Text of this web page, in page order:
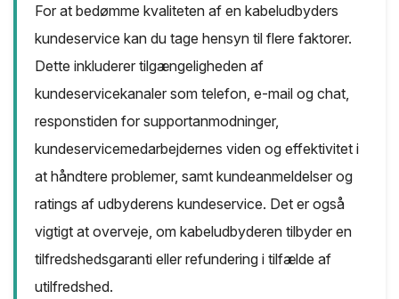
For at bedømme kvaliteten af en kabeludbyders
kundeservice kan du tage hensyn til flere faktorer.
Dette inkluderer tilgængeligheden af ​​
kundeservicekanaler som telefon, e-mail og chat,
responstiden for supportanmodninger,
kundeservicemedarbejdernes viden og effektivitet i
at håndtere problemer, samt kundeanmeldelser og
ratings af udbyderens kundeservice. Det er også
vigtigt at overveje, om kabeludbyderen tilbyder en
tilfredshedsgaranti eller refundering i tilfælde af
utilfredshed.